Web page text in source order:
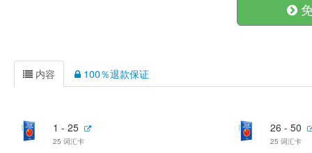
内容 100％退款保证
1 - 25
25 词汇卡
26 - 50
25 词汇卡